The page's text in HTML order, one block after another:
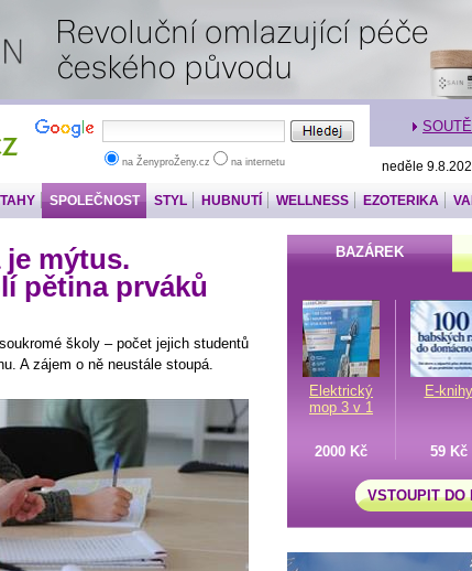
na ŽenyproŽeny.cz na internetu neděle
SPOLEČNOST STYL HUBNUTÍ WELLNESS EZOTERIKA
je mýtus.
pětina prváků
školy – počet jejich studentů
A zájem o ně neustále stoupá.
BAZÁREK
Elektrický
mop 3 v 1
E-knihy
2000 Kč
59 Kč
VSTOUPIT DO